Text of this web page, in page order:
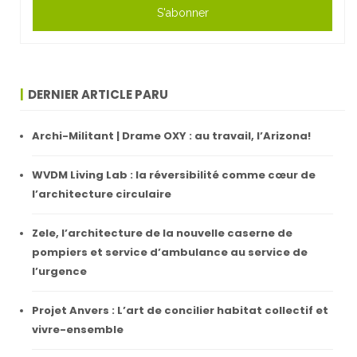
S'abonner
DERNIER ARTICLE PARU
Archi-Militant | Drame OXY : au travail, l’Arizona!
WVDM Living Lab : la réversibilité comme cœur de
l’architecture circulaire
Zele, l’architecture de la nouvelle caserne de
pompiers et service d’ambulance au service de
l’urgence
Projet Anvers : L’art de concilier habitat collectif et
vivre-ensemble